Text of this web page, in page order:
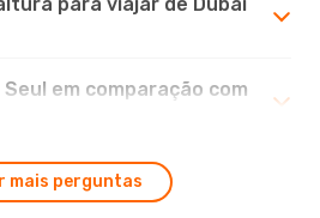
em comparação com
mais perguntas